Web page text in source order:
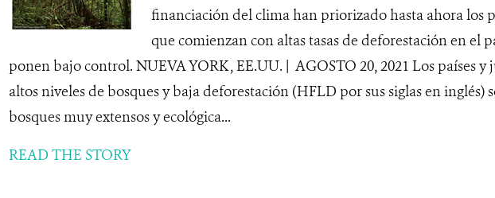
financiación del clima han priorizado hasta ahora los
que comienzan con altas tasas de deforestación en el
ponen bajo control. NUEVA YORK , EE.UU. | AGOSTO 20, 2021 Los países y
altos niveles de bosques y baja deforestación (HFLD por sus siglas en inglés)
bosques muy extensos y ecológica...
READ THE STORY